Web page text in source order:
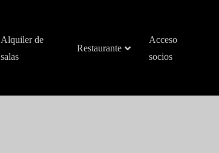
Alquiler de
salas
Restaurante
Acceso
socios